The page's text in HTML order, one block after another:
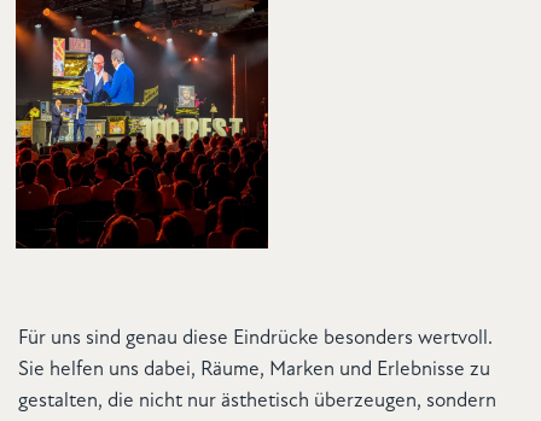
Für uns sind genau diese Eindrücke besonders wertvoll.
Sie helfen uns dabei, Räume, Marken und Erlebnisse zu
gestalten, die nicht nur ästhetisch überzeugen, sondern